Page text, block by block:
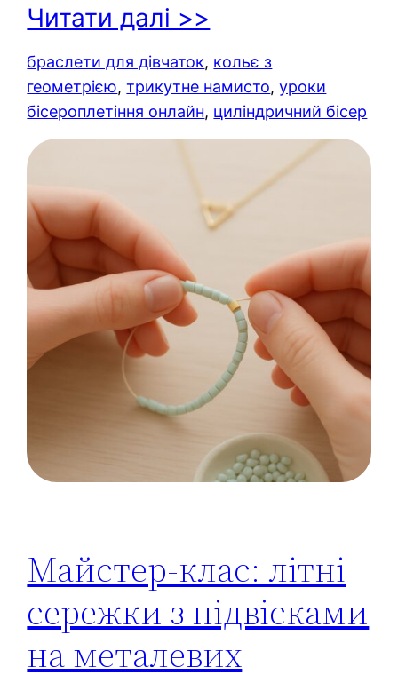
Читати далі >>
браслети для дівчаток, кольє з
геометрією, трикутне намисто, уроки
бісероплетіння онлайн, циліндричний бісер
Майстер-клас: літні
сережки з підвісками
на металевих